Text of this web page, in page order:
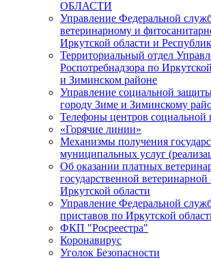
ОБЛАСТИ
Управление Федеральной
ветеринарному и
Иркутской области и
Территориальный отдел
Роспотребнадзора по
и Зиминском районе
Управление социальной
городу Зиме и Зиминскому
Телефоны центров
«Горячие линии»
Механизмы получения
муниципальных услуг
Об оказании платных
государственной
Иркутской области
Управление Федеральной
приставов по Иркутской
ФКП "Росреестра"
Коронавирус
Уголок Безопасности